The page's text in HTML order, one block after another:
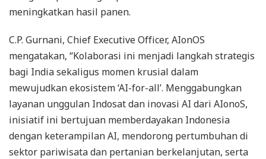
meningkatkan hasil panen.
C.P. Gurnani, Chief Executive Officer, AIonOS
mengatakan, “Kolaborasi ini menjadi langkah strategis
bagi India sekaligus momen krusial dalam
mewujudkan ekosistem ‘AI-for-all’. Menggabungkan
layanan unggulan Indosat dan inovasi AI dari AIonoS,
inisiatif ini bertujuan memberdayakan Indonesia
dengan keterampilan AI, mendorong pertumbuhan di
sektor pariwisata dan pertanian berkelanjutan, serta